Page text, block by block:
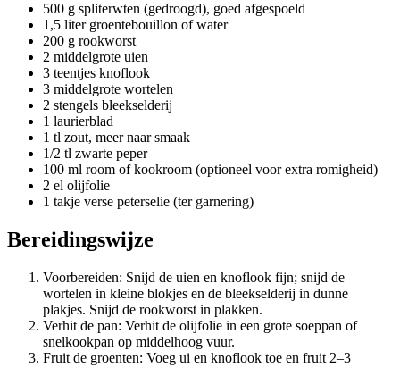
500 g spliterwten (gedroogd), goed afgespoeld
1,5 liter groentebouillon of water
200 g rookworst
2 middelgrote uien
3 teentjes knoflook
3 middelgrote wortelen
2 stengels bleekselderij
1 laurierblad
1 tl zout, meer naar smaak
1/2 tl zwarte peper
100 ml room of kookroom (optioneel voor extra romigheid)
2 el olijfolie
1 takje verse peterselie (ter garnering)
Bereidingswijze
Voorbereiden: Snijd de uien en knoflook fijn; snijd de
wortelen in kleine blokjes en de bleekselderij in dunne
plakjes. Snijd de rookworst in plakken.
Verhit de pan: Verhit de olijfolie in een grote soeppan of
snelkookpan op middelhoog vuur.
Fruit de groenten: Voeg ui en knoflook toe en fruit 2–3